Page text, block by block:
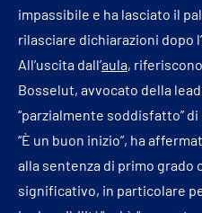
impassibile e ha lasciato il
rilasciare dichiarazioni dopo
All’uscita dall’aula,
Bosselut, avvocato della
“parzialmente soddisfatto”
“È un buon inizio”, ha
alla sentenza di primo grado
significativo, in particolare